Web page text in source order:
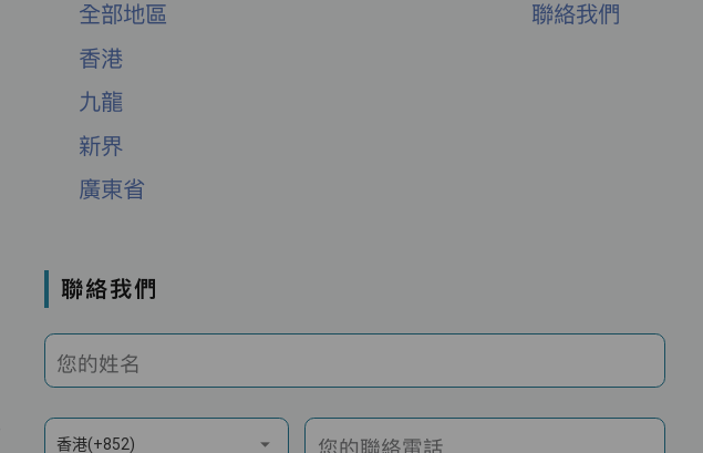
全部地區
香港
九龍
新界
廣東省
聯絡我們
聯絡我們
您的姓名
香港(+852) 您的聯絡電話